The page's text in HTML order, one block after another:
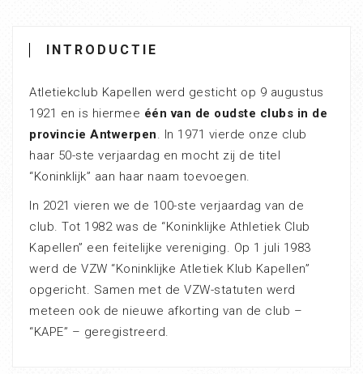
INTRODUCTIE
Atletiekclub Kapellen werd gesticht op 9 augustus
1921 en is hiermee één van de oudste clubs in de
provincie Antwerpen. In 1971 vierde onze club
haar 50-ste verjaardag en mocht zij de titel
“Koninklijk” aan haar naam toevoegen.
In 2021 vieren we de 100-ste verjaardag van de
club. Tot 1982 was de “Koninklijke Athletiek Club
Kapellen” een feitelijke vereniging. Op 1 juli 1983
werd de VZW “Koninklijke Atletiek Klub Kapellen”
opgericht. Samen met de VZW-statuten werd
meteen ook de nieuwe afkorting van de club –
“KAPE” – geregistreerd.